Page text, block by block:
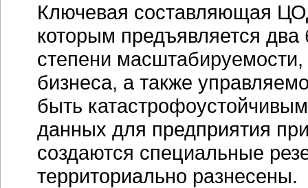
Ключевая составляющая
которым предъявляется
степени
бизнеса, а также
быть
данных для предприятия
создаются специальные
территориально разнесены.